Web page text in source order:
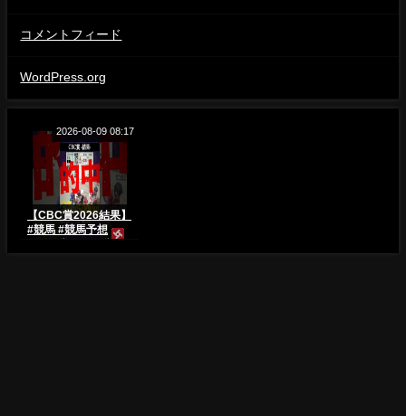
コメントフィード
WordPress.org
【CBC賞2026結果】
#競馬 #競馬予想
2026-08-09 08:17